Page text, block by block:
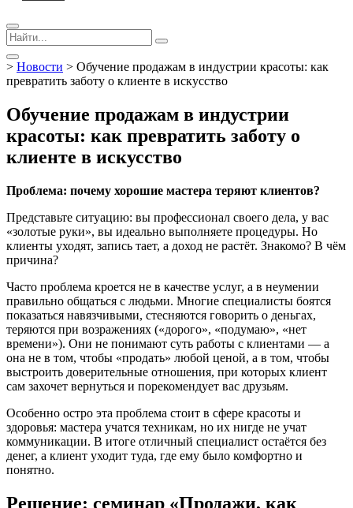
> Новости > Обучение продажам в индустрии красоты: как
превратить заботу о клиенте в искусство
Обучение продажам в индустрии
красоты: как превратить заботу о
клиенте в искусство
Проблема: почему хорошие мастера теряют клиентов?
Представьте ситуацию: вы профессионал своего дела, у вас
«золотые руки», вы идеально выполняете процедуры. Но
клиенты уходят, запись тает, а доход не растёт. Знакомо? В чём
причина?
Часто проблема кроется не в качестве услуг, а в неумении
правильно общаться с людьми. Многие специалисты боятся
показаться навязчивыми, стесняются говорить о деньгах,
теряются при возражениях («дорого», «подумаю», «нет
времени»). Они не понимают суть работы с клиентами — а
она не в том, чтобы «продать» любой ценой, а в том, чтобы
выстроить доверительные отношения, при которых клиент
сам захочет вернуться и порекомендует вас друзьям.
Особенно остро эта проблема стоит в сфере красоты и
здоровья: мастера учатся техникам, но их нигде не учат
коммуникации. В итоге отличный специалист остаётся без
денег, а клиент уходит туда, где ему было комфортно и
понятно.
Решение: семинар «Продажи, как